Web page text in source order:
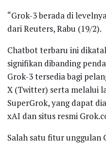
“Grok-3 berada di
dari Reuters, Rabu (19/2).
Chatbot terbaru ini
signifikan dibanding
Grok-3 tersedia bagi
X (Twitter) serta melalui
SuperGrok, yang dapat
xAI dan situs resmi
Salah satu fitur unggulan